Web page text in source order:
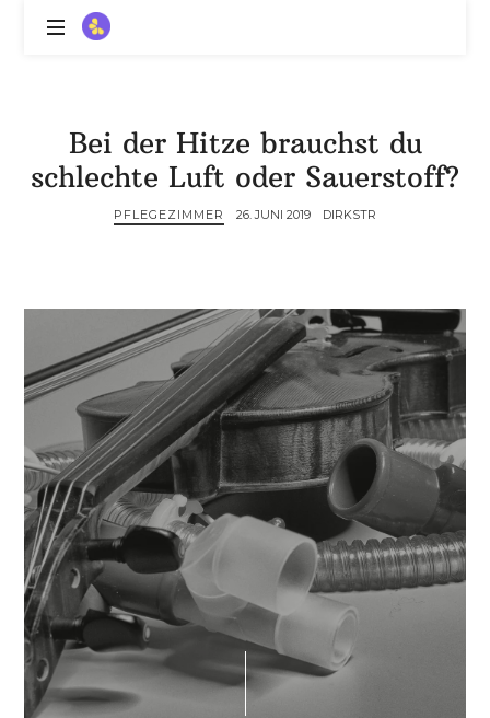
ZitronenBitter
Intensivpflege
mit
Depression,
dein
und
ein
Lächeln
//
Bei der Hitze brauchst du
schlechte Luft oder Sauerstoff?
PFLEGEZIMMER 26. JUNI 2019 DIRKSTR